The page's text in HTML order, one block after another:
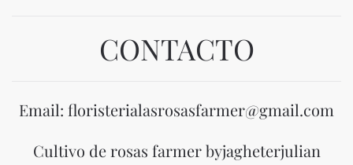
CONTACTO
Email: floristerialasrosasfarmer@gmail.com
Cultivo de rosas farmer byjagheterjulian